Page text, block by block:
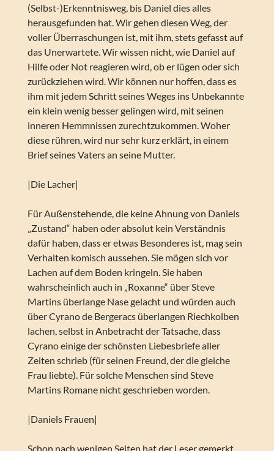
(Selbst-)Erkenntnisweg, bis Daniel dies alles
herausgefunden hat. Wir gehen diesen Weg, der
voller Überraschungen ist, mit ihm, stets gefasst auf
das Unerwartete. Wir wissen nicht, wie Daniel auf
Hilfe oder Not reagieren wird, ob er lügen oder sich
zurückziehen wird. Wir können nur hoffen, dass es
ihm mit jedem Schritt seines Weges ins Unbekannte
ein klein wenig besser gelingen wird, mit seinen
inneren Hemmnissen zurechtzukommen. Woher
diese rühren, wird nur sehr kurz erklärt, in einem
Brief seines Vaters an seine Mutter.
|Die Lacher|
Für Außenstehende, die keine Ahnung von Daniels
„Zustand“ haben oder absolut kein Verständnis
dafür haben, dass er etwas Besonderes ist, mag sein
Verhalten komisch aussehen. Sie mögen sich vor
Lachen auf dem Boden kringeln. Sie haben
wahrscheinlich auch in „Roxanne“ über Steve
Martins überlange Nase gelacht und würden auch
über Cyrano de Bergeracs überlangen Riechkolben
lachen, selbst in Anbetracht der Tatsache, dass
Cyrano einige der schönsten Liebesbriefe aller
Zeiten schrieb (für seinen Freund, der die gleiche
Frau liebte). Für solche Menschen sind Steve
Martins Romane nicht geschrieben worden.
|Daniels Frauen|
Schon nach wenigen Seiten hat der Leser gemerkt,